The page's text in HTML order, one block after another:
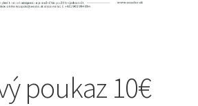
poukaz 10€